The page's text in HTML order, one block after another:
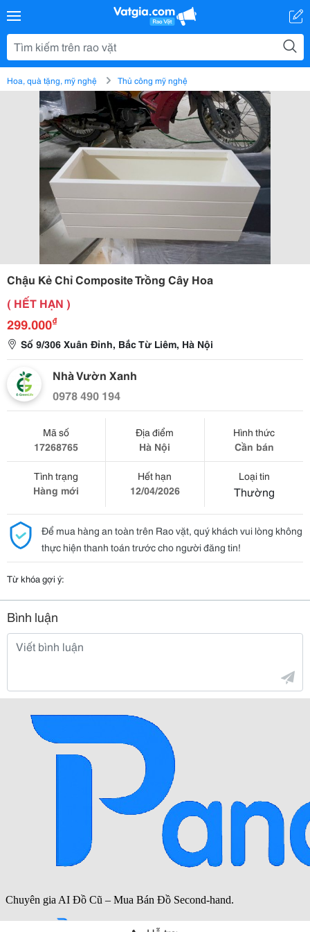
Hoa, quà tặng, mỹ nghệ Thủ công mỹ nghệ
Chậu Kẻ Chỉ Composite Trồng Cây Hoa
( HẾT HẠN )
299.000₫
Số 9/306 Xuân Đỉnh, Bắc Từ Liêm, Hà Nội
Nhà Vườn Xanh
0978 490 194
Mã số
17268765
Địa điểm
Hà Nội
Hình thức
Cần bán
Tình trạng
Hàng mới
Hết hạn
12/04/2026
Loại tin
Thường
Để mua hàng an toàn trên Rao vặt, quý khách vui lòng không
thực hiện thanh toán trước cho người đăng tin!
Từ khóa gợi ý:
Bình luận